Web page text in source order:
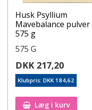
Husk Psyllium
Mavebalance pulver
575 g
575 G
DKK 217,20
Klubpris: DKK 184,62
Læg i kurv